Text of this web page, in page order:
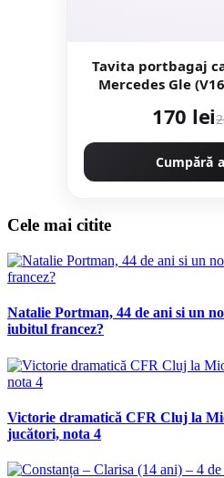
Tavita portbagaj
Mercedes Gle
170 lei
Cumpără
Cele mai citite
Natalie Portman, 44 de ani si un
iubitul francez?
Victorie dramatică CFR Cluj la
jucători, nota 4